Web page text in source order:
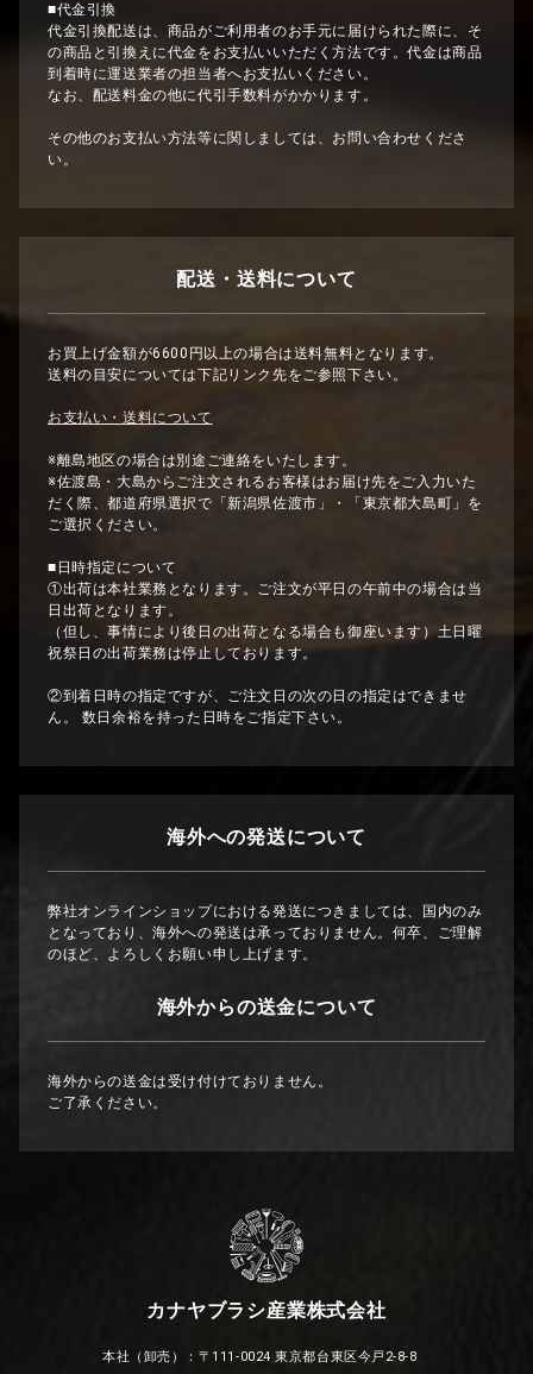
■代金引換
代金引換配送は、商品がご利用者のお手元に届けられた際に、そ
の商品と引換えに代金をお支払いいただく方法です。代金は商品
到着時に運送業者の担当者へお支払いください。
なお、配送料金の他に代引手数料がかかります。
その他のお支払い方法等に関しましては、お問い合わせくださ
い。
配送・送料について
お買上げ金額が6600円以上の場合は送料無料となります。
送料の目安については下記リンク先をご参照下さい。
お支払い・送料について
※離島地区の場合は別途ご連絡をいたします。
※佐渡島・大島からご注文されるお客様はお届け先をご入力いた
だく際、都道府県選択で「新潟県佐渡市」・「東京都大島町」を
ご選択ください。
■日時指定について
①出荷は本社業務となります。ご注文が平日の午前中の場合は当
日出荷となります。
（但し、事情により後日の出荷となる場合も御座います）土日曜
祝祭日の出荷業務は停止しております。
②到着日時の指定ですが、ご注文日の次の日の指定はできませ
ん。 数日余裕を持った日時をご指定下さい。
海外への発送について
弊社オンラインショップにおける発送につきましては、国内のみ
となっており、海外への発送は承っておりません。何卒、ご理解
のほど、よろしくお願い申し上げます。
海外からの送金について
海外からの送金は受け付けておりません。
ご了承ください。
カナヤブラシ産業株式会社
本社（卸売）：〒111-0024 東京都台東区今戸2-8-8